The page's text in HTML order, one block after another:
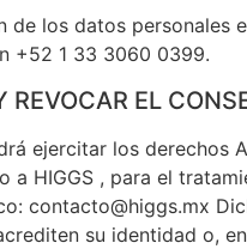
de los datos
+52 1 33 3060 0399.
REVOCAR EL
ejercitar los
HIGGS , para el
contacto@higgs.mx
su identidad o,